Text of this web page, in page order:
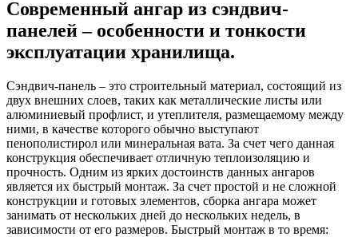
Современный ангар из сэндвич-
панелей – особенности и тонкости
эксплуатации хранилища.
Сэндвич-панель – это строительный материал, состоящий из
двух внешних слоев, таких как металлические листы или
алюминиевый профлист, и утеплителя, размещаемому между
ними, в качестве которого обычно выступают
пенополистирол или минеральная вата. За счет чего данная
конструкция обеспечивает отличную теплоизоляцию и
прочность. Одним из ярких достоинств данных ангаров
является их быстрый монтаж. За счет простой и не сложной
конструкции и готовых элементов, сборка ангара может
занимать от нескольких дней до нескольких недель, в
зависимости от его размеров. Быстрый монтаж в то время: